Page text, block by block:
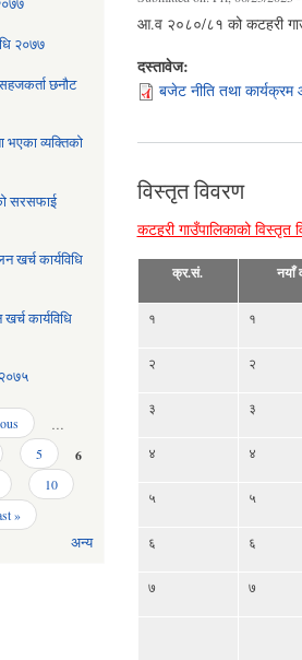
२०७७
छनौट
भएका व्यक्तिको
सरसफाई
खर्च कार्यविधि
कार्यविधि
…
5 6
10
»
अन्य
आ.व २०८०/८१ को कटहरी
दस्तावेज:
बजेट नीति तथा
विस्तृत विवरण
कटहरी गाउँपालिकाको
क्र.सं. नयाँ
१ १
२ २
३ ३
४ ४
५ ५
६ ६
७ ७